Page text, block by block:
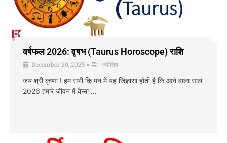
वर्षफल 2026: वृषभ (Taurus Horoscope) राशि
December 20, 2025 • ज्योतिष
जय श्री कृष्णा ! हम सभी कि मन में यह जिज्ञासा होती है कि आने वाला साल
2026 हमारे जीवन में कैसा …